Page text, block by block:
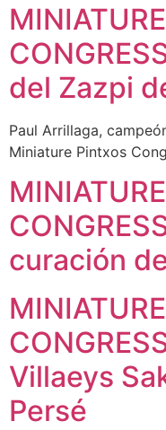
del Zazpi
Paul Arrillaga,
Miniature Pintxos
curación
Villaeys
Persé